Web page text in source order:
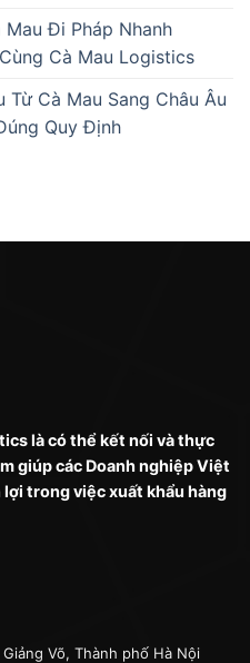
Mau Đi Pháp Nhanh
Cà Mau Logistics
Từ Cà Mau Sang Châu Âu
Quy Định
là có thể kết nối và thực
giúp các Doanh nghiệp Việt
trong việc xuất khẩu hàng
Võ, Thành phố Hà Nội